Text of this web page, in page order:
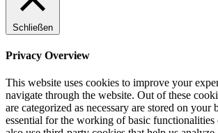
Schließen
Privacy Overview
This website uses cookies to improve your
navigate through the website. Out of these
are categorized as necessary are stored on your
essential for the working of basic functionalities